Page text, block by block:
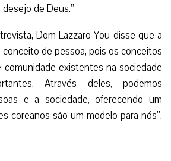
de Deus.”
Dom Lazzaro You disse que a
de pessoa, pois os conceitos
comunidade existentes na sociedade
Através deles, podemos
e a sociedade, oferecendo um
coreanos são um modelo para nós”.